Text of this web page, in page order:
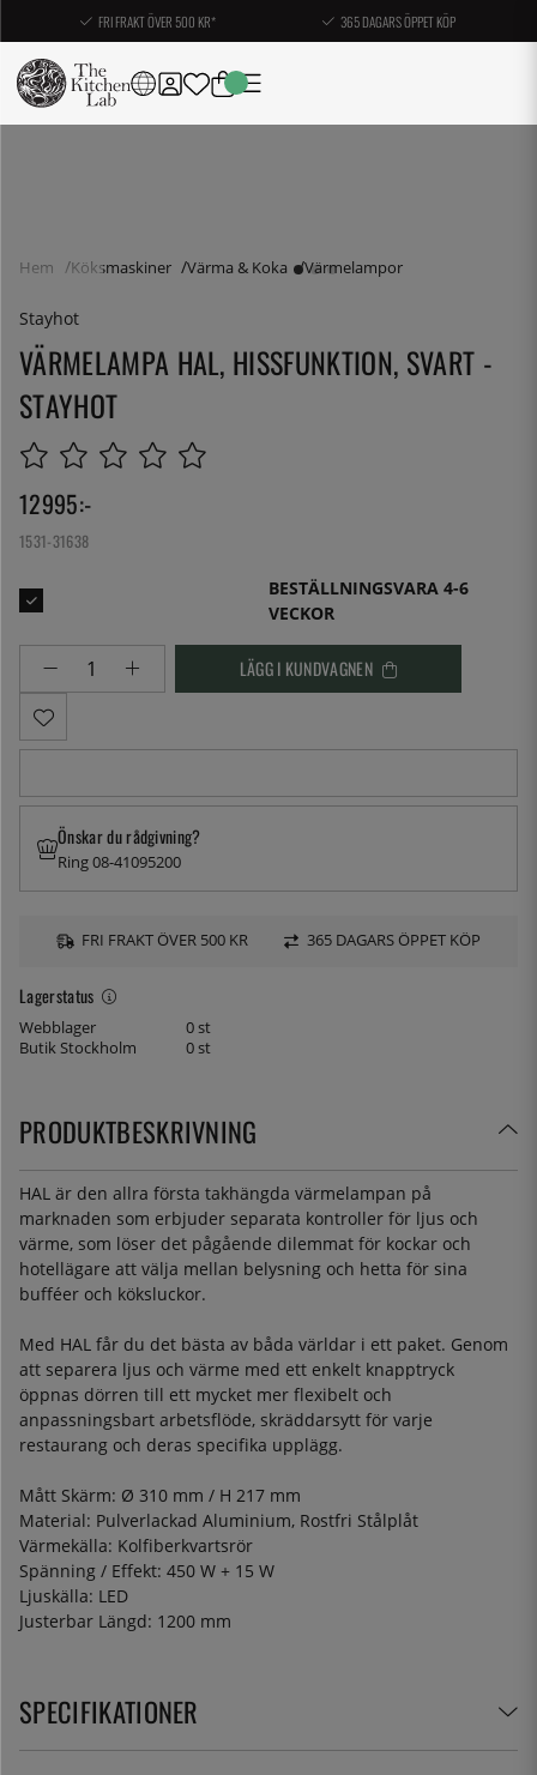
FRI FRAKT ÖVER 500 KR* 365 DAGARS ÖPPET KÖP
Hem Köksmaskiner Värma & Koka Värmelampor
Stayhot
VÄRMELAMPA HAL, HISSFUNKTION, SVART -
STAYHOT
12995:-
1531-31638
BESTÄLLNINGSVARA 4-6
VECKOR
LÄGG I KUNDVAGNEN
Lagerstatus
Webblager
0 st
Butik Stockholm
0 st
Önskar du rådgivning?
Ring 08-41095200
FRI FRAKT ÖVER 500 KR 365 DAGARS ÖPPET KÖP
PRODUKTBESKRIVNING
HAL är den allra första takhängda värmelampan på
marknaden som erbjuder separata kontroller för ljus och
värme, som löser det pågående dilemmat för kockar och
hotellägare att välja mellan belysning och hetta för sina
bufféer och köksluckor.
Med HAL får du det bästa av båda världar i ett paket. Genom
att separera ljus och värme med ett enkelt knapptryck
öppnas dörren till ett mycket mer flexibelt och
anpassningsbart arbetsflöde, skräddarsytt för varje
restaurang och deras specifika upplägg.
Mått Skärm: Ø 310 mm / H 217 mm
Material: Pulverlackad Aluminium, Rostfri Stålplåt
Värmekälla: Kolfiberkvartsrör
Spänning / Effekt: 450 W + 15 W
Ljuskälla: LED
Justerbar Längd: 1200 mm
SPECIFIKATIONER